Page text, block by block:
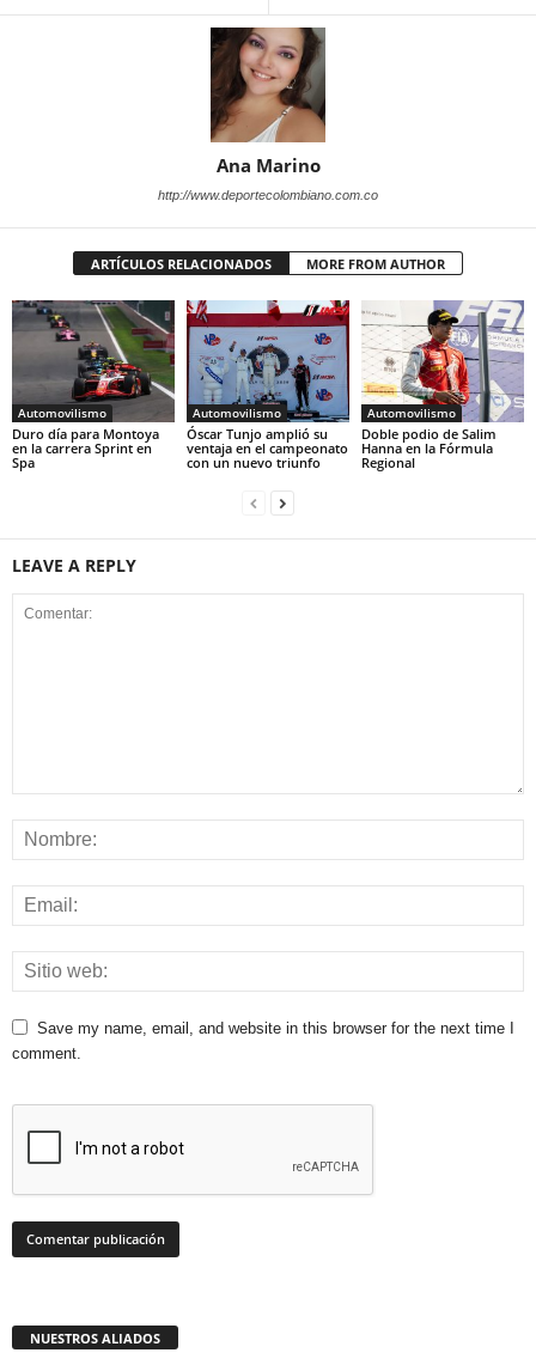
Ana Marino
http://www.deportecolombiano.com.co
ARTÍCULOS RELACIONADOS MORE FROM AUTHOR
Automovilismo
Duro día para Montoya
en la carrera Sprint en
Spa
Automovilismo
Óscar Tunjo amplió su
ventaja en el campeonato
con un nuevo triunfo
Automovilismo
Doble podio de Salim
Hanna en la Fórmula
Regional
LEAVE A REPLY
Save my name, email, and website in this browser for the next time I
comment.
NUESTROS ALIADOS